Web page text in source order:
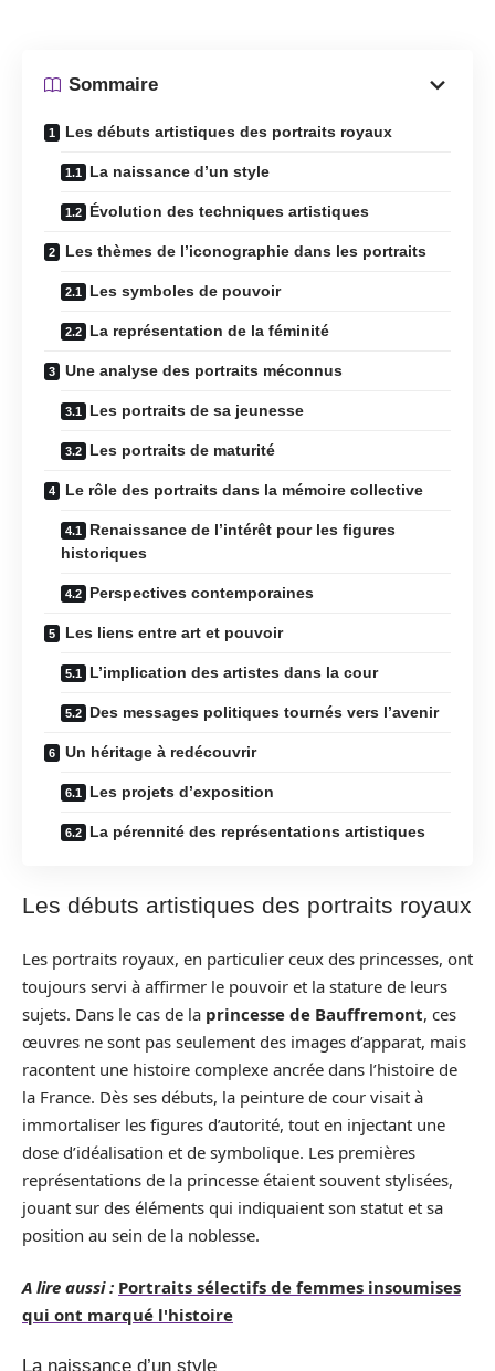
Sommaire
Les débuts artistiques des portraits royaux
La naissance d’un style
Évolution des techniques artistiques
Les thèmes de l’iconographie dans les portraits
Les symboles de pouvoir
La représentation de la féminité
Une analyse des portraits méconnus
Les portraits de sa jeunesse
Les portraits de maturité
Le rôle des portraits dans la mémoire collective
Renaissance de l’intérêt pour les figures
historiques
Perspectives contemporaines
Les liens entre art et pouvoir
L’implication des artistes dans la cour
Des messages politiques tournés vers l’avenir
Un héritage à redécouvrir
Les projets d’exposition
La pérennité des représentations artistiques
Les débuts artistiques des portraits royaux
Les portraits royaux, en particulier ceux des princesses, ont
toujours servi à affirmer le pouvoir et la stature de leurs
sujets. Dans le cas de la princesse de Bauffremont, ces
œuvres ne sont pas seulement des images d’apparat, mais
racontent une histoire complexe ancrée dans l’histoire de
la France. Dès ses débuts, la peinture de cour visait à
immortaliser les figures d’autorité, tout en injectant une
dose d’idéalisation et de symbolique. Les premières
représentations de la princesse étaient souvent stylisées,
jouant sur des éléments qui indiquaient son statut et sa
position au sein de la noblesse.
A lire aussi : Portraits sélectifs de femmes insoumises
qui ont marqué l'histoire
La naissance d’un style